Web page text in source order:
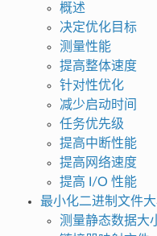
概述
决定优化目标
测量性能
提高整体速度
针对性优化
减少启动时间
任务优先级
提高中断性能
提高网络速度
提高 I/O 性能
最小化二进制文件
测量静态数据大